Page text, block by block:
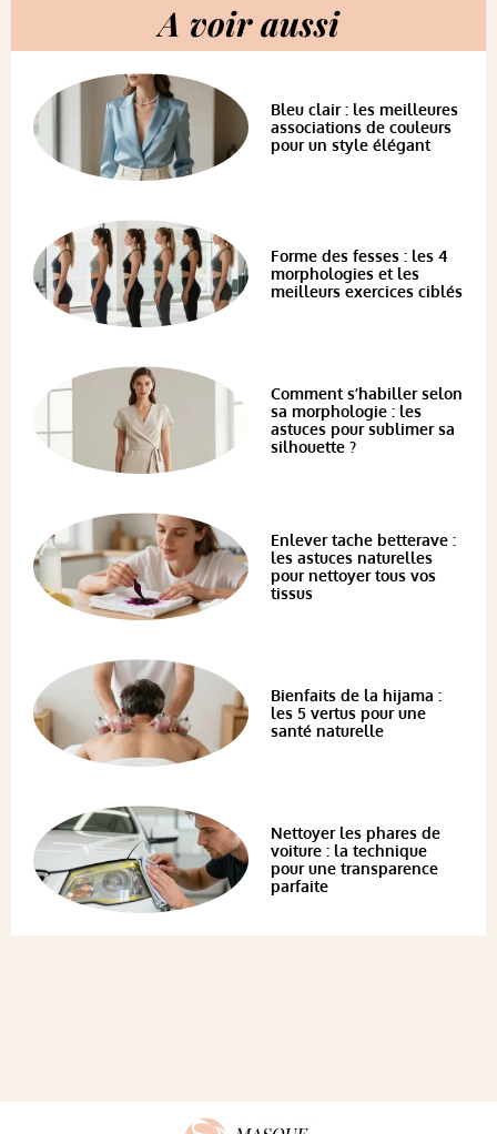
A voir aussi
Bleu clair : les meilleures
associations de couleurs
pour un style élégant
Forme des fesses : les 4
morphologies et les
meilleurs exercices ciblés
Comment s’habiller selon
sa morphologie : les
astuces pour sublimer sa
silhouette ?
Enlever tache betterave :
les astuces naturelles
pour nettoyer tous vos
tissus
Bienfaits de la hijama :
les 5 vertus pour une
santé naturelle
Nettoyer les phares de
voiture : la technique
pour une transparence
parfaite